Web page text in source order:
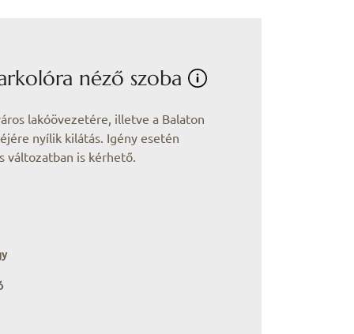
néző szoba
lakóövezetére, illetve a Balaton
nyílik kilátás. Igény esetén
változatban is kérhető.